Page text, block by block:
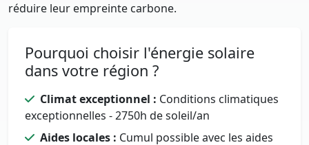
réduire leur empreinte carbone.
Pourquoi choisir l'énergie solaire
dans votre région ?
Climat exceptionnel : Conditions climatiques
exceptionnelles - 2750h de soleil/an
Aides locales : Cumul possible avec les aides